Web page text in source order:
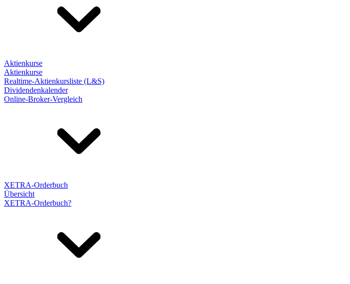
Aktienkurse
Aktienkurse
Realtime-Aktienkursliste (L&S)
Dividendenkalender
Online-Broker-Vergleich
XETRA-Orderbuch
Übersicht
XETRA-Orderbuch?